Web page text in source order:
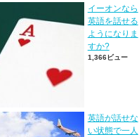
イーオンなら
英語を話せる
ようになりま
すか?
1,366ビュー
英語が話せな
い状態で一人